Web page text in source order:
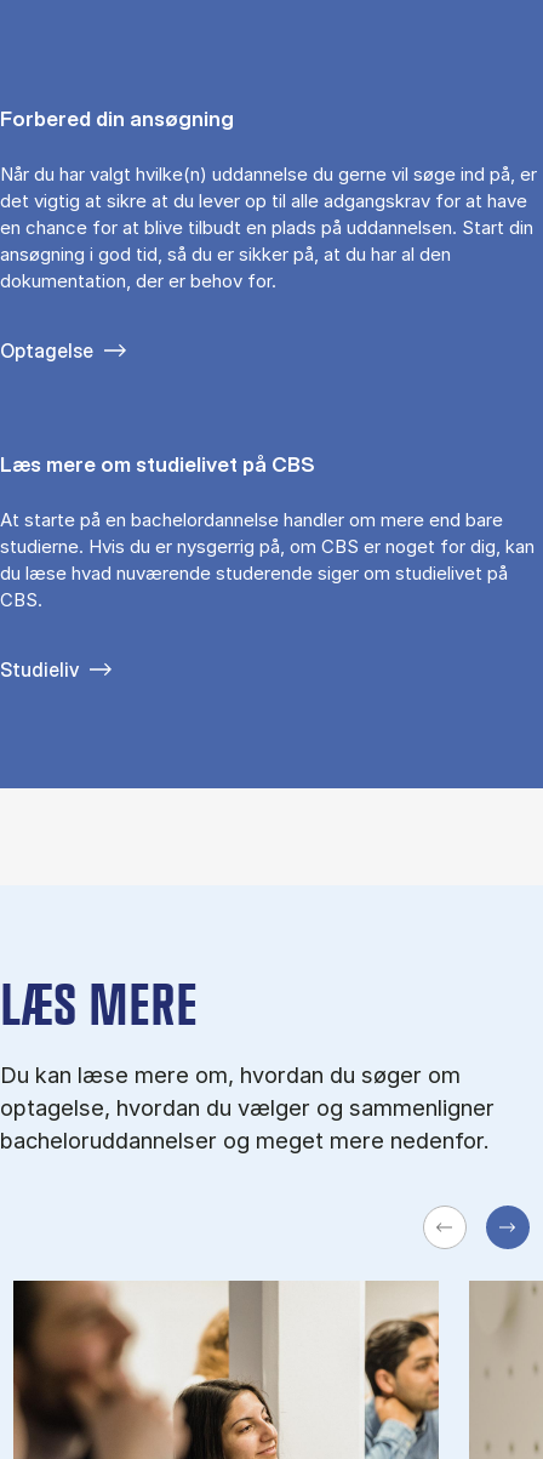
Forbered din ansøgning
Når du har valgt hvilke(n) uddannelse du gerne vil søge ind på, er
det vigtig at sikre at du lever op til alle adgangskrav for at have
en chance for at blive tilbudt en plads på uddannelsen. Start din
ansøgning i god tid, så du er sikker på, at du har al den
dokumentation, der er behov for.
Optagelse
Læs mere om studielivet på CBS
At starte på en bachelordannelse handler om mere end bare
studierne. Hvis du er nysgerrig på, om CBS er noget for dig, kan
du læse hvad nuværende studerende siger om studielivet på
CBS.
Studieliv
LÆS MERE
Du kan læse mere om, hvordan du søger om
optagelse, hvordan du vælger og sammenligner
bacheloruddannelser og meget mere nedenfor.